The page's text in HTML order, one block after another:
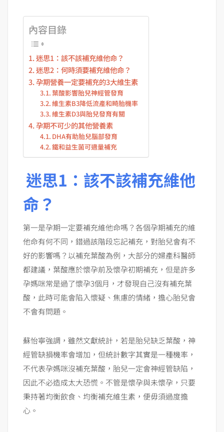
內容目錄
迷思1：該不該補充維他命？
迷思2：何時須要補充維他命？
孕期營養一定要補充的3大維生素
葉酸影響胎兒神經管發育
維生素B3降低流產和畸胎機率
維生素D3與胎兒發育有關
孕期不可少的其他營養素
DHA有助胎兒腦部發育
鐵和益生菌可適量補充
迷思1：該不該補充維他
命？
第一是孕期一定要補充維他命嗎？各個孕期補充的維
他命有何不同，錯過該階段忘記補充，對胎兒會有不
好的影響嗎？以補充葉酸為例，大部分的婦產科醫師
都建議，葉酸應於懷孕前及懷孕初期補充，但是許多
孕媽咪常是過了懷孕3個月，才發現自己沒有補充葉
酸，此時可能會陷入懷疑、焦慮的情緒，擔心胎兒會
不會有問題。
蘇怡寧強調，雖然文獻統計，若是胎兒缺乏葉酸，神
經管缺損機率會增加，但統計數字其實是一種機率，
不代表孕媽咪沒補充葉酸，胎兒一定會神經管缺陷，
因此不必造成太大恐慌。不管是懷孕與未懷孕，只要
秉持著均衡飲食、均衡補充維生素，便毋須過度擔
心。